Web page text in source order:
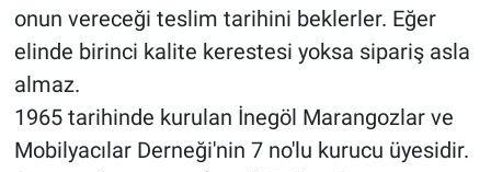
onun vereceği teslim tarihini beklerler. Eğer
elinde birinci kalite kerestesi yoksa sipariş asla
almaz.
1965 tarihinde kurulan İnegöl Marangozlar ve
Mobilyacılar Derneği'nin 7 no'lu kurucu üyesidir.